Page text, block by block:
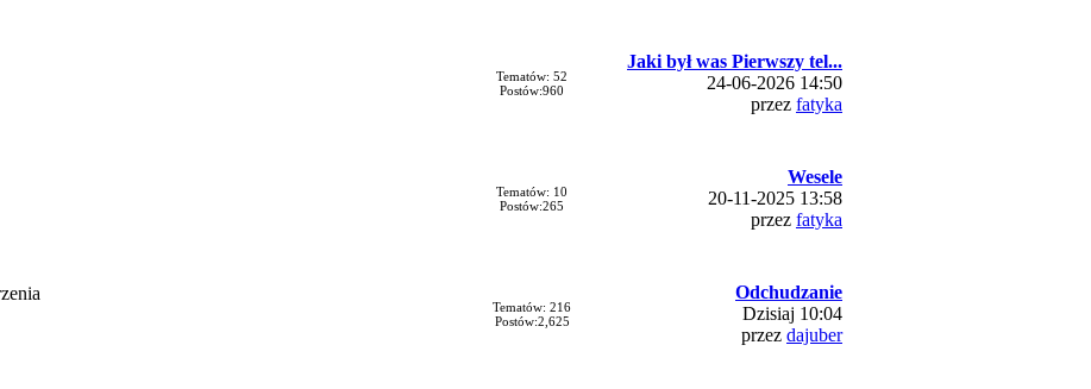
Tematów: 52
Postów:960
Jaki był was Pierwszy tel...
24-06-2026 14:50
przez fatyka
Tematów: 10
Postów:265
Wesele
20-11-2025 13:58
przez fatyka
Tematów: 216
Postów:2,625
Odchudzanie
Dzisiaj 10:04
przez dajuber